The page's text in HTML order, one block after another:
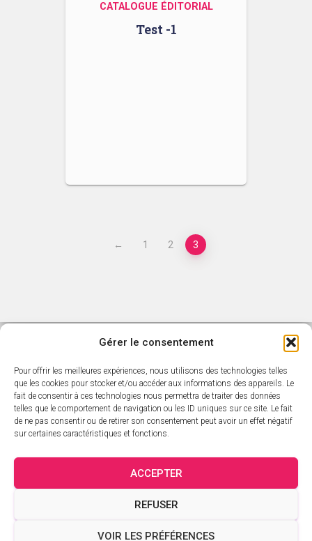
Gérer le consentement
Pour offrir les meilleures expériences, nous utilisons des technologies telles
que les cookies pour stocker et/ou accéder aux informations des appareils. Le
fait de consentir à ces technologies nous permettra de traiter des données
telles que le comportement de navigation ou les ID uniques sur ce site. Le fait
de ne pas consentir ou de retirer son consentement peut avoir un effet négatif
sur certaines caractéristiques et fonctions.
ACCEPTER
REFUSER
VOIR LES PRÉFÉRENCES
CATALOGUE ÉDITORIAL
Test -1
← 1 2 3
ACCUEIL L’ACTUALITÉ SARAVAH
CATALOGUE SARAVAH LES ARTISTES